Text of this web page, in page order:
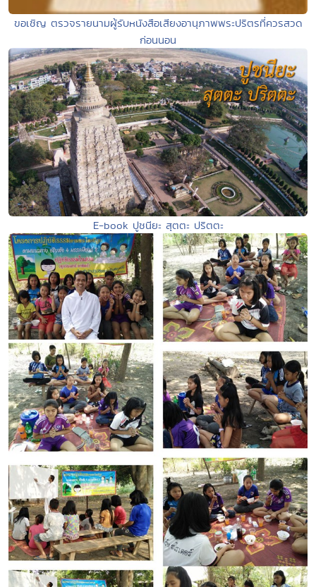
ขอเชิญ ตรวจรายนามผู้รับหนังสือเสียงอานุภาพพระปริตรที่ควรสวด
ก่อนนอน
E-book ปูชนียะ สุตตะ ปริตตะ